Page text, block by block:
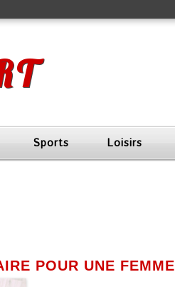
Sports Loisirs
POUR UNE FEMME